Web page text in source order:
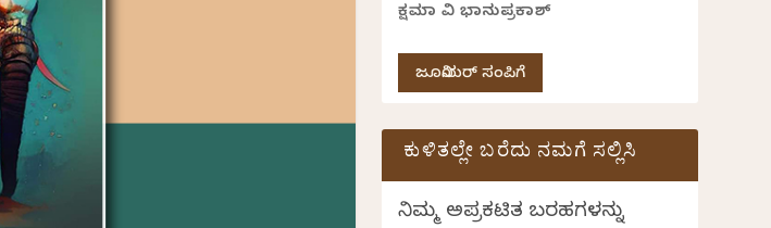
ಕ್ಷಮಾ ವಿ ಭಾನುಪ್ರಕಾಶ್
ಜೂನಿಯರ್ ಸಂಪಿಗೆ
ಕುಳಿತಲ್ಲೇ ಬರೆದು ನಮಗೆ ಸಲ್ಲಿಸಿ
ನಿಮ್ಮ ಅಪ್ರಕಟಿತ ಬರಹಗಳನ್ನು